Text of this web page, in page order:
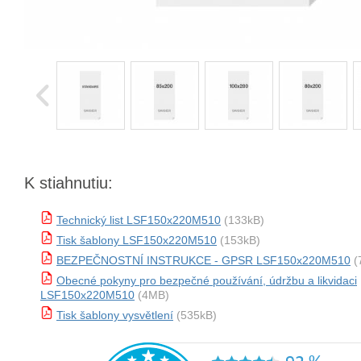
K stiahnutiu:
Technický list LSF150x220M510 (133kB)
Tisk šablony LSF150x220M510 (153kB)
BEZPEČNOSTNÍ INSTRUKCE - GPSR LSF150x220M510
Obecné pokyny pro bezpečné používání, údržbu a likvidaci
LSF150x220M510 (4MB)
Tisk šablony vysvětlení (535kB)